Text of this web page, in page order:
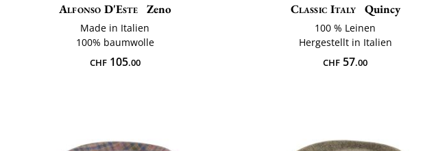
Alfonso D'Este Zeno
Made in Italien
100% baumwolle
CHF105.00
Classic Italy Quincy
100 % Leinen
Hergestellt in Italien
CHF 57.00